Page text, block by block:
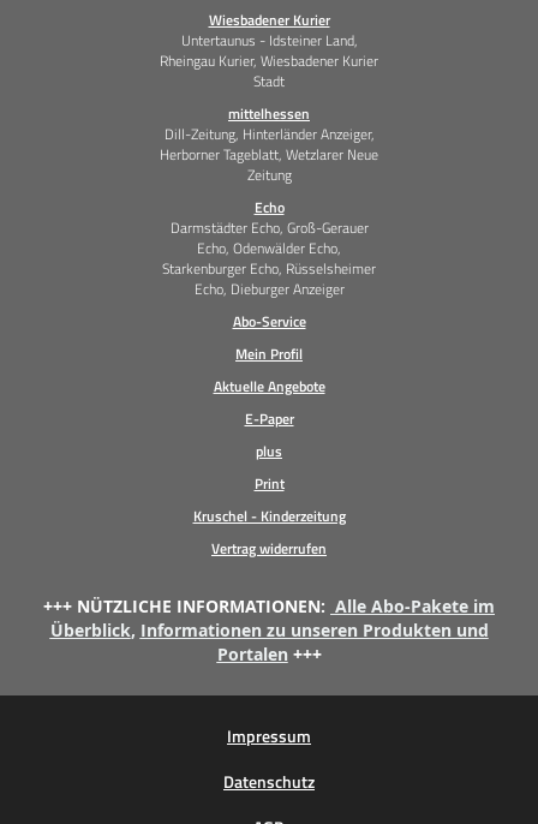
Wiesbadener Kurier
Untertaunus - Idsteiner Land,
Rheingau Kurier, Wiesbadener Kurier
Stadt
mittelhessen
Dill-Zeitung, Hinterländer Anzeiger,
Herborner Tageblatt, Wetzlarer Neue
Zeitung
Echo
Darmstädter Echo, Groß-Gerauer
Echo, Odenwälder Echo,
Starkenburger Echo, Rüsselsheimer
Echo, Dieburger Anzeiger
Abo-Service
Mein Profil
Aktuelle Angebote
E-Paper
plus
Print
Kruschel - Kinderzeitung
Vertrag widerrufen
+++ NÜTZLICHE INFORMATIONEN: Alle Abo-Pakete im
Überblick, Informationen zu unseren Produkten und
Portalen +++
Impressum
Datenschutz